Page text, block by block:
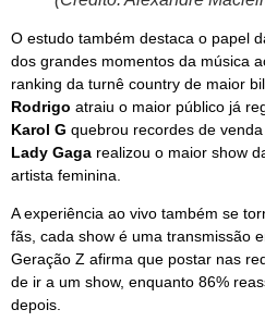
O estudo também destaca o papel
dos grandes momentos da música
ranking da turnê country de maior
Rodrigo atraiu o maior público já
Karol G quebrou recordes de
Lady Gaga realizou o maior show
artista feminina.
A experiência ao vivo também se
fãs, cada show é uma transmissão
Geração Z afirma que postar nas
de ir a um show, enquanto 86%
depois.